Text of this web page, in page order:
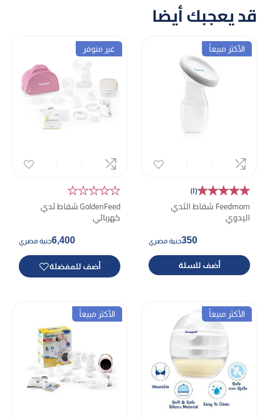
قد يعجبك أيضا
الأكثر مبيعاً
★★★★★
★★★★★(١)
Feedmom شفاط الثدي
اليدوي
جنية مصري350
أضف للسلة
غير متوفر
★★★★★
GoldenFeed شفاط ثدي
كهربائي
جنية مصري6,400
أضف للمفضلة
الأكثر مبيعاً الأكثر مبيعاً